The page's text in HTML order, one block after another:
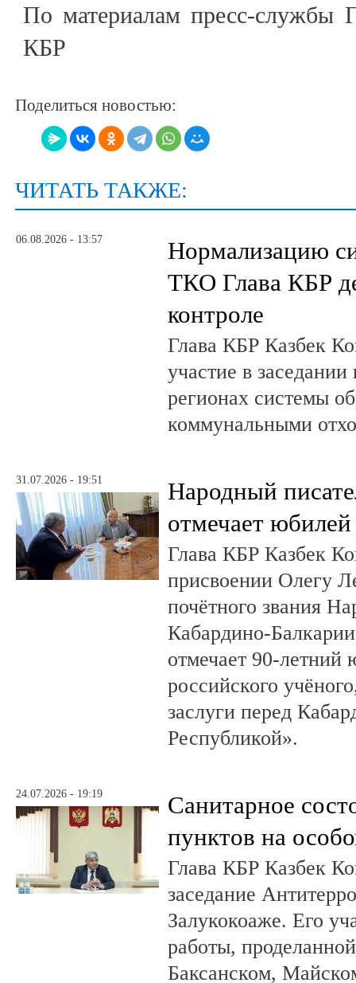
По материалам пресс-службы
КБР
Поделиться новостью:
ЧИТАТЬ ТАКЖЕ:
06.08.2026 - 13:57
Нормализацию
ТКО Глава КБР
контроле
Глава КБР Казбек
участие в
регионах системы
коммунальными
31.07.2026 - 19:51
Народный
отмечает юбилей
Глава КБР Казбек
присвоении Олегу
почётного звания
Кабардино-
отмечает 90-
российского
заслуги перед
Республикой».
24.07.2026 - 19:19
Санитарное
пунктов на
Глава КБР Казбек
заседание
Залукокоаже. Его
работы,
Баксанском,